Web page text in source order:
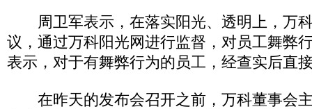
周卫军表示，在落实阳光、透明上，万
议，通过万科阳光网进行监督，对员工舞弊
表示，对于有舞弊行为的员工，经查实后直
在昨天的发布会召开之前，万科董事会